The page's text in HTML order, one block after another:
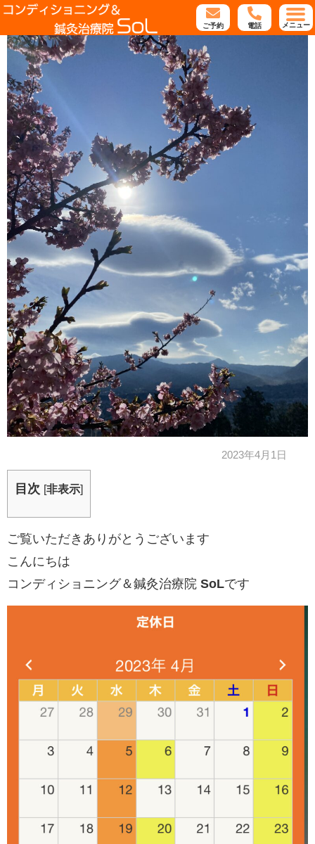
ご予約 電話 メニュー
2023年4月1日
目次 [非表示]
ご覧いただきありがとうございます
こんにちは
コンディショニング＆鍼灸治療院 SoLです